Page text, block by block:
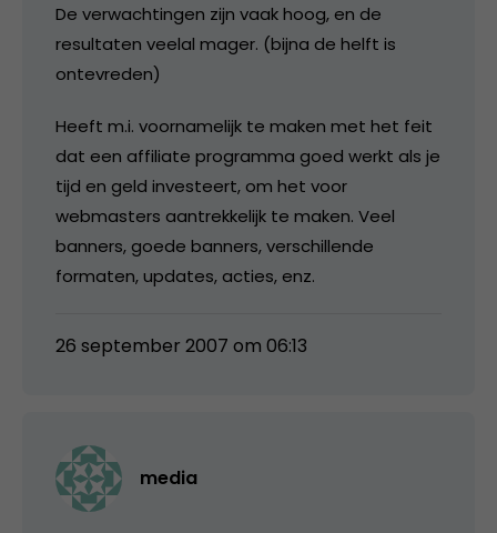
De verwachtingen zijn vaak hoog, en de
resultaten veelal mager. (bijna de helft is
ontevreden)
Heeft m.i. voornamelijk te maken met het feit
dat een affiliate programma goed werkt als je
tijd en geld investeert, om het voor
webmasters aantrekkelijk te maken. Veel
banners, goede banners, verschillende
formaten, updates, acties, enz.
26 september 2007 om 06:13
media